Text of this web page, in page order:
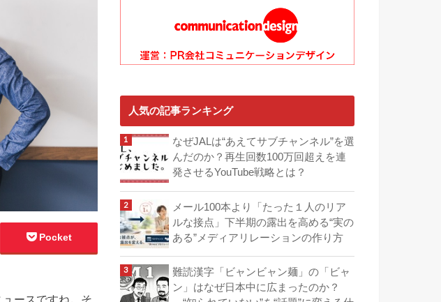
Pocket
ースですね。そ
人気の記事ランキング
なぜJALは“あえてサブチャンネル”を選
んだのか？再生回数100万回超えを連
発させるYouTube戦略とは？
メール100本より「たった１人のリア
ルな接点」下半期の露出を高める“実の
ある”メディアリレーションの作り方
難読漢字「ビャンビャン麺」の「ビャ
ン」はなぜ日本中に広まったのか？